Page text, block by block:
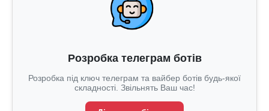
Розробка телеграм ботів
Розробка під ключ телеграм та вайбер ботів будь-якої
складності. Звільнять Ваш час!